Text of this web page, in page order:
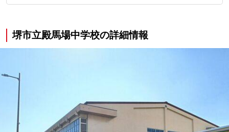
堺市立殿馬場中学校の詳細情報